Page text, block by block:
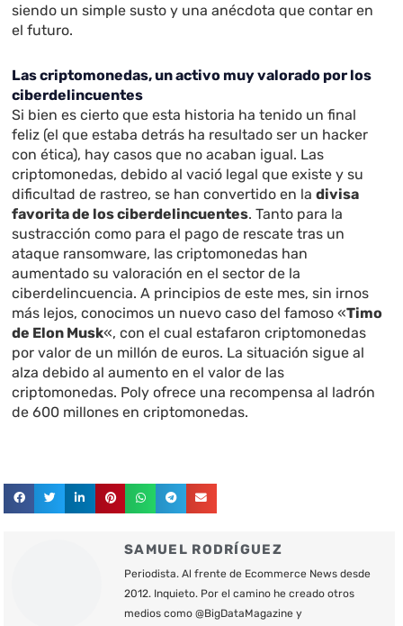
siendo un simple susto y una anécdota que contar en
el futuro.
Las criptomonedas, un activo muy valorado por los
ciberdelincuentes
Si bien es cierto que esta historia ha tenido un final
feliz (el que estaba detrás ha resultado ser un hacker
con ética), hay casos que no acaban igual. Las
criptomonedas, debido al vació legal que existe y su
dificultad de rastreo, se han convertido en ladivisa
favorita de los ciberdelincuentes. Tanto para la
sustracción como para el pago de rescate tras un
ataque ransomware, las criptomonedas han
aumentado su valoración en el sector de la
ciberdelincuencia. A principios de este mes, sin irnos
más lejos, conocimos un nuevo caso del famoso «Timo
de Elon Musk«, con el cual estafaron criptomonedas
por valor de un millón de euros. La situación sigue al
alza debido al aumento en el valor de las
criptomonedas. Poly ofrece una recompensa al ladrón
de 600 millones en criptomonedas.
SAMUEL RODRÍGUEZ
Periodista. Al frente de Ecommerce News desde
2012. Inquieto. Por el camino he creado otros
medios como @BigDataMagazine y